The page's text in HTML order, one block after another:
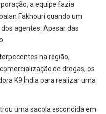
a equipe fazia
Fakhouri quando um
agentes. Apesar das
na região,
de drogas, os
K9 Índia para realizar uma
uma sacola escondida em